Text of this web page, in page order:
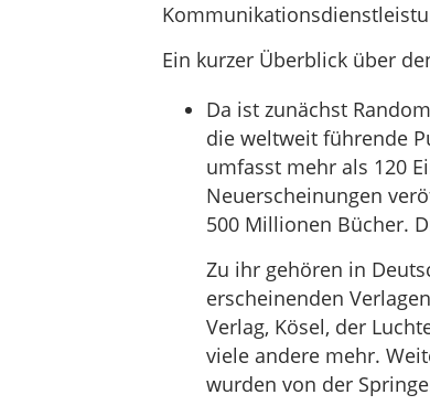
Ein kurzer Überblick über
Da ist zunächst
die weltweit führende
umfasst mehr als 120
Neuerscheinungen
500 Millionen Bücher.
Zu ihr gehören in
erscheinenden
Verlag, Kösel, der
viele andere mehr.
wurden von der